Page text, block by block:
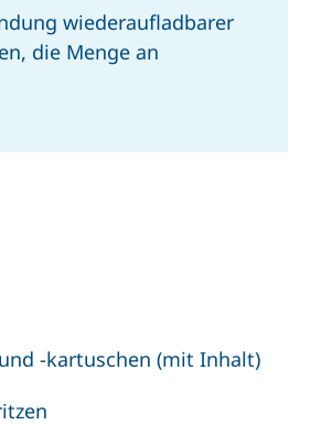
wiederaufladbarer
die Menge an
-kartuschen (mit Inhalt)